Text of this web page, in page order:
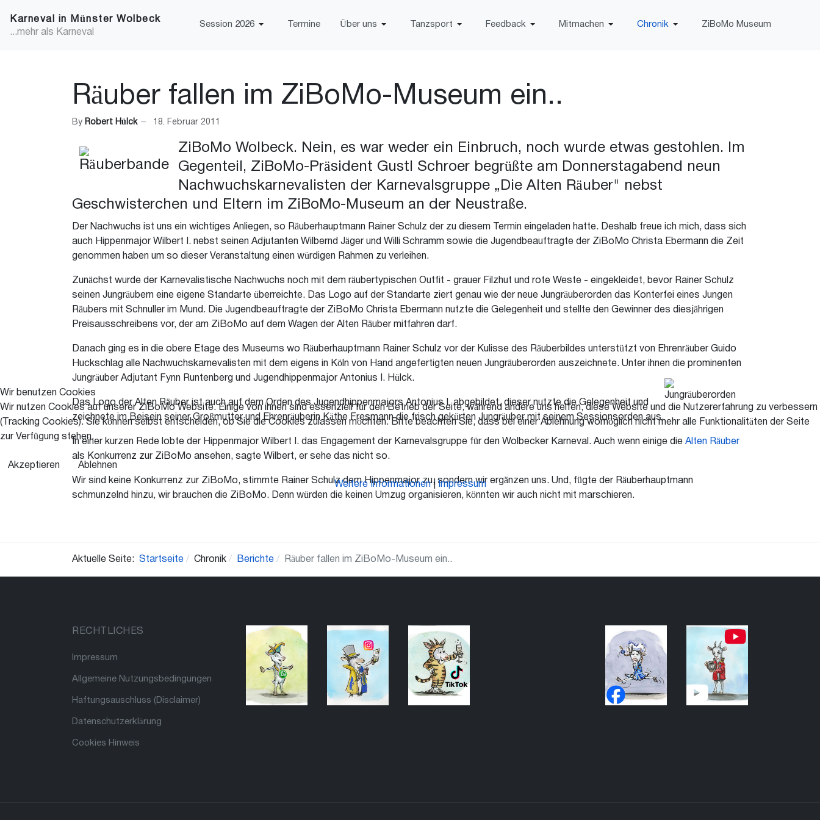
Karneval in Münster Wolbeck
...mehr als Karneval
Session 2026 Termine Über uns Tanzsport Feedback Mitmachen Chronik ZiBoMo Museum
Räuber fallen im ZiBoMo-Museum ein..
By Robert Hülck 18. Februar 2011
ZiBoMo Wolbeck. Nein, es war weder ein Einbruch, noch wurde etwas gestohlen. Im
Gegenteil, ZiBoMo-Präsident Gustl Schroer begrüßte am Donnerstagabend neun
Nachwuchskarnevalisten der Karnevalsgruppe „Die Alten Räuber" nebst
Geschwisterchen und Eltern im ZiBoMo-Museum an der Neustraße.
Der Nachwuchs ist uns ein wichtiges Anliegen, so Räuberhauptmann Rainer Schulz der zu diesem Termin eingeladen hatte. Deshalb freue ich mich, dass sich
auch Hippenmajor Wilbert I. nebst seinen Adjutanten Wilbernd Jäger und Willi Schramm sowie die Jugendbeauftragte der ZiBoMo Christa Ebermann die Zeit
genommen haben um so dieser Veranstaltung einen würdigen Rahmen zu verleihen.
Zunächst wurde der Karnevalistische Nachwuchs noch mit dem räubertypischen Outfit - grauer Filzhut und rote Weste - eingekleidet, bevor Rainer Schulz
seinen Jungräubern eine eigene Standarte überreichte. Das Logo auf der Standarte ziert genau wie der neue Jungräuberorden das Konterfei eines Jungen
Räubers mit Schnuller im Mund. Die Jugendbeauftragte der ZiBoMo Christa Ebermann nutzte die Gelegenheit und stellte den Gewinner des diesjährigen
Preisausschreibens vor, der am ZiBoMo auf dem Wagen der Alten Räuber mitfahren darf.
Danach ging es in die obere Etage des Museums wo Räuberhauptmann Rainer Schulz vor der Kulisse des Räuberbildes unterstützt von Ehrenräuber Guido
Huckschlag alle Nachwuchskarnevalisten mit dem eigens in Köln von Hand angefertigten neuen Jungräuberorden auszeichnete. Unter ihnen die prominenten
Jungräuber Adjutant Fynn Runtenberg und Jugendhippenmajor Antonius I. Hülck.
Das Logo der Alten Räuber ist auch auf dem Orden des Jugendhippenmajors Antonius I. abgebildet, dieser nutzte die Gelegenheit und
zeichnete im Beisein seiner Großmutter und Ehrenräuberin Käthe Fresmann die frisch gekürten Jungräuber mit seinem Sessionsorden aus.
In einer kurzen Rede lobte der Hippenmajor Wilbert I. das Engagement der Karnevalsgruppe für den Wolbecker Karneval. Auch wenn einige die Alten Räuber
als Konkurrenz zur ZiBoMo ansehen, sagte Wilbert, er sehe das nicht so.
Wir sind keine Konkurrenz zur ZiBoMo, stimmte Rainer Schulz dem Hippenmajor zu, sondern wir ergänzen uns. Und, fügte der Räuberhauptmann
schmunzelnd hinzu, wir brauchen die ZiBoMo. Denn würden die keinen Umzug organisieren, könnten wir auch nicht mit marschieren.
Aktuelle Seite: Startseite Chronik Berichte Räuber fallen im ZiBoMo-Museum ein..
RECHTLICHES
Impressum
Allgemeine Nutzungsbedingungen
Haftungsauschluss (Disclaimer)
Datenschutzerklärung
Cookies Hinweis
Wir benutzen Cookies
Wir nutzen Cookies auf unserer ZiBoMo Website. Einige von ihnen sind essenziell für den Betrieb der Seite, während andere uns helfen, diese Website und die Nutzererfahrung zu verbessern
(Tracking Cookies). Sie können selbst entscheiden, ob Sie die Cookies zulassen möchten. Bitte beachten Sie, dass bei einer Ablehnung womöglich nicht mehr alle Funktionalitäten der Seite
zur Verfügung stehen.
Akzeptieren Ablehnen
Weitere Informationen|Impressum